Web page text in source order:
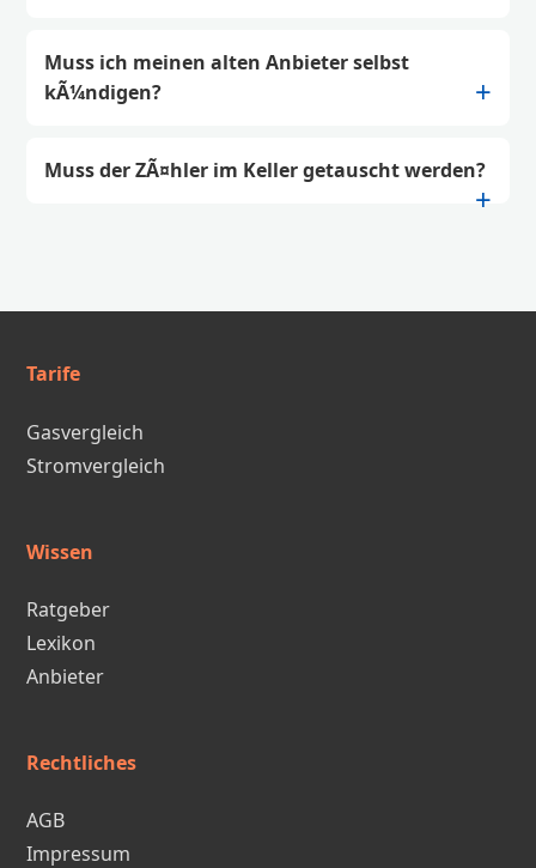
Muss ich meinen alten Anbieter selbst
kÃ¼ndigen?
Muss der ZÃ¤hler im Keller getauscht werden?
Tarife
Gasvergleich
Stromvergleich
Wissen
Ratgeber
Lexikon
Anbieter
Rechtliches
AGB
Impressum